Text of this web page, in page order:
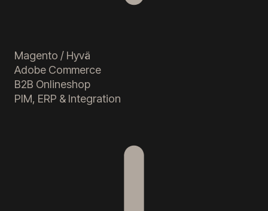
Magento / Hyvä
Adobe Commerce
B2B Onlineshop
PIM, ERP & Integration